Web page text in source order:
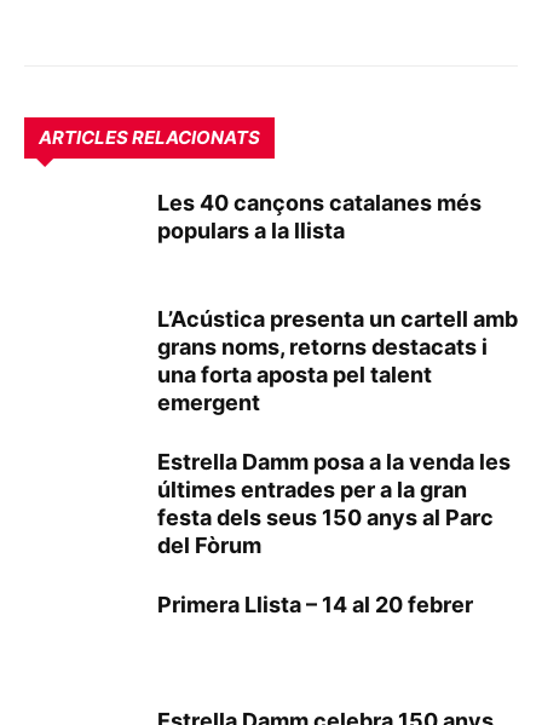
ARTICLES RELACIONATS
Les 40 cançons catalanes més
populars a la llista
L’Acústica presenta un cartell amb
grans noms, retorns destacats i
una forta aposta pel talent
emergent
Estrella Damm posa a la venda les
últimes entrades per a la gran
festa dels seus 150 anys al Parc
del Fòrum
Primera Llista – 14 al 20 febrer